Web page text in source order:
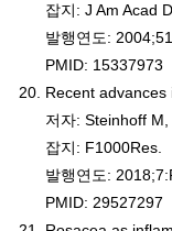
잡지: J Am Acad
발행연도:
PMID: 15337973
Recent advances
저자: Steinhoff M,
잡지: F1000Res.
발행연도:
PMID: 29527297